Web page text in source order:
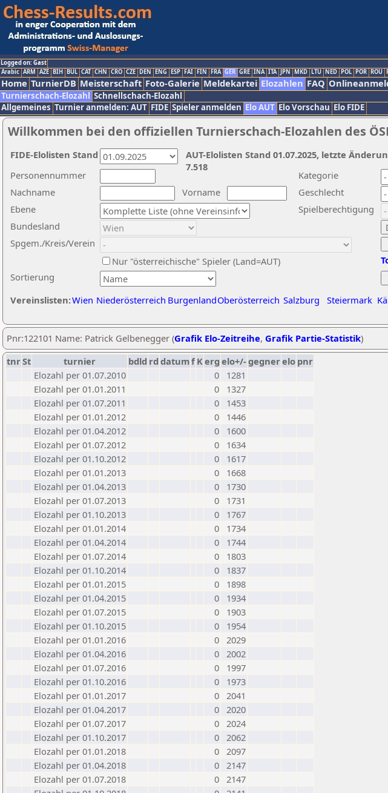
Logged on: Gast
Arabic ARM AZE BIH BUL CAT CHN CRO CZE DEN ENG ESP FAI FIN FRA GER GRE INA ITA JPN MKD LTU NED POL POR ROU
Home TurnierDB Meisterschaft Foto-Galerie Meldekartei Elozahlen FAQ
Turnierschach-Elozahl Schnellschach-Elozahl
Allgemeines Turnier anmelden: AUT FIDE Spieler anmelden Elo AUT Elo Vorschau Elo FIDE
Willkommen bei den offiziellen Turnierschach-Elozahlen des
Nachname
Vorname
Ebene
Kategorie
Sortierung
Personennummer
Bundesland
Spgem./Kreis/Verein
Geschlecht
Nur "österreichische" Spieler (Land=AUT)
Spielberechtigung
Vereinslisten:Wien Niederösterreich BurgenlandOberösterreich Salzburg Steiermark
AUT-Elolisten Stand 01.07.2025, letzte
7.518
FIDE-Elolisten Stand
Pnr:122101 Name: Patrick Gelbenegger (Grafik Elo-Zeitreihe, Grafik Partie-Statistik)
tnrSt turnier bdld rd datumf Kerg elo+/-gegnerelo pnr
Elozahl per 01.07.2010
0
1281
Elozahl per 01.01.2011
0
1327
Elozahl per 01.07.2011
0
1453
Elozahl per 01.01.2012
0
1446
Elozahl per 01.04.2012
0
1600
Elozahl per 01.07.2012
0
1634
Elozahl per 01.10.2012
0
1617
Elozahl per 01.01.2013
0
1668
Elozahl per 01.04.2013
0
1730
Elozahl per 01.07.2013
0
1731
Elozahl per 01.10.2013
0
1767
Elozahl per 01.01.2014
0
1734
Elozahl per 01.04.2014
0
1744
Elozahl per 01.07.2014
0
1803
Elozahl per 01.10.2014
0
1837
Elozahl per 01.01.2015
0
1898
Elozahl per 01.04.2015
0
1934
Elozahl per 01.07.2015
0
1903
Elozahl per 01.10.2015
0
1954
Elozahl per 01.01.2016
0 2029
Elozahl per 01.04.2016
0 2002
Elozahl per 01.07.2016
0
1997
Elozahl per 01.10.2016
0
1973
Elozahl per 01.01.2017
0 2041
Elozahl per 01.04.2017
0 2020
Elozahl per 01.07.2017
0 2024
Elozahl per 01.10.2017
0 2062
Elozahl per 01.01.2018
0 2097
Elozahl per 01.04.2018
0 2147
Elozahl per 01.07.2018
0 2147